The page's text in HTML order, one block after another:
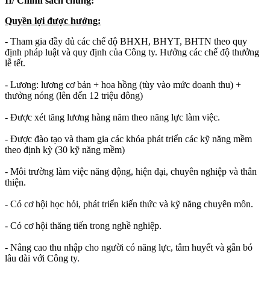
Quyền lợi được hưởng:
- Tham gia đầy đủ các chế độ BHXH, BHYT, BHTN theo quy
định pháp luật và quy định của Công ty. Hưởng các chế độ thưởng
lễ tết.
- Lương: lương cơ bản + hoa hồng (tùy vào mức doanh thu) +
thưởng nóng (lên đến 12 triệu đông)
- Được xét tăng lương hàng năm theo năng lực làm việc.
- Được đào tạo và tham gia các khóa phát triển các kỹ năng mềm
theo định kỳ (30 kỹ năng mềm)
- Môi trường làm việc năng động, hiện đại, chuyên nghiệp và thân
thiện.
- Có cơ hội học hỏi, phát triển kiến thức và kỹ năng chuyên môn.
- Có cơ hội thăng tiến trong nghề nghiệp.
- Nâng cao thu nhập cho người có năng lực, tâm huyết và gắn bó
lâu dài với Công ty.